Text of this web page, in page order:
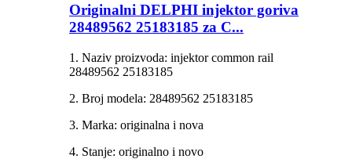
Originalni DELPHI injektor goriva
28489562 25183185 za C...
1. Naziv proizvoda: injektor common rail
28489562 25183185
2. Broj modela: 28489562 25183185
3. Marka: originalna i nova
4. Stanje: originalno i novo